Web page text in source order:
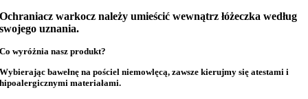
Ochraniacz warkocz należy umieścić wewnątrz łóżeczka według
swojego uznania.
Co wyróżnia nasz produkt?
Wybierając bawełnę napościel niemowlęcą, zawsze kierujmy się atestami i
hipoalergicznymi materiałami.